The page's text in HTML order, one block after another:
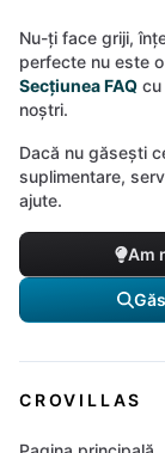
Nu-ți face griji,
perfecte nu este
Secțiunea FAQ cu
noștri.
Dacă nu găsești
suplimentare,
ajute.
Am
CROVILLAS